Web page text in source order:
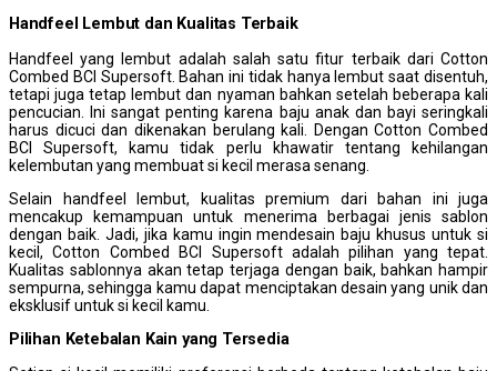
Handfeel Lembut dan Kualitas Terbaik
Handfeel yang lembut adalah salah satu fitur terbaik dari Cotton
Combed BCI Supersoft. Bahan ini tidak hanya lembut saat disentuh,
tetapi juga tetap lembut dan nyaman bahkan setelah beberapa kali
pencucian. Ini sangat penting karena baju anak dan bayi seringkali
harus dicuci dan dikenakan berulang kali. Dengan Cotton Combed
BCI Supersoft, kamu tidak perlu khawatir tentang kehilangan
kelembutan yang membuat si kecil merasa senang.
Selain handfeel lembut, kualitas premium dari bahan ini juga
mencakup kemampuan untuk menerima berbagai jenis sablon
dengan baik. Jadi, jika kamu ingin mendesain baju khusus untuk si
kecil, Cotton Combed BCI Supersoft adalah pilihan yang tepat.
Kualitas sablonnya akan tetap terjaga dengan baik, bahkan hampir
sempurna, sehingga kamu dapat menciptakan desain yang unik dan
eksklusif untuk si kecil kamu.
Pilihan Ketebalan Kain yang Tersedia